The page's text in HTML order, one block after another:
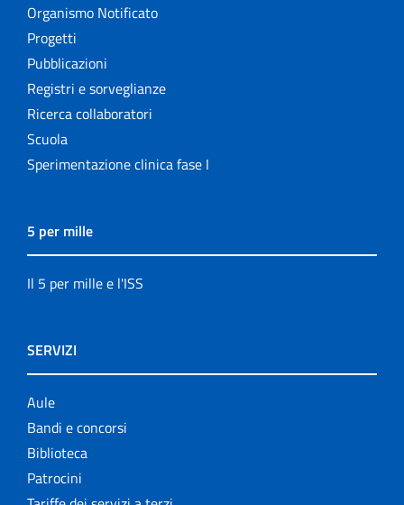
Organismo Notificato
Progetti
Pubblicazioni
Registri e sorveglianze
Ricerca collaboratori
Scuola
Sperimentazione clinica fase I
5 per mille
Il 5 per mille e l'ISS
SERVIZI
Aule
Bandi e concorsi
Biblioteca
Patrocini